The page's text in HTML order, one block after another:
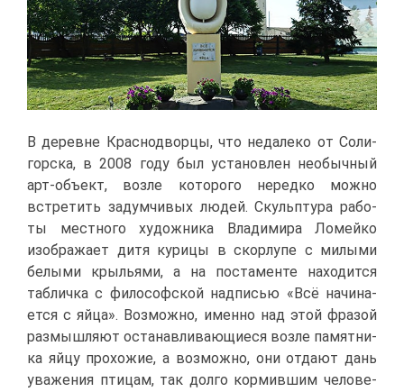
В де­ревне Крас­но­двор­цы, что неда­ле­ко от Со­ли­
гор­ска, в 2008 го­ду был уста­нов­лен необыч­ный
арт-объ­ект, воз­ле ко­то­ро­го неред­ко мож­но
встре­тить за­дум­чи­вых лю­дей. Скульп­ту­ра ра­бо­
ты мест­но­го ху­дож­ни­ка Вла­ди­ми­ра Ло­мей­ко
изоб­ра­жа­ет ди­тя ку­ри­цы в скор­лу­пе с ми­лы­ми
бе­лы­ми кры­лья­ми, а на по­ста­мен­те на­хо­дит­ся
таб­лич­ка с фи­ло­соф­ской над­пи­сью «Всё на­чи­на­
ет­ся с яй­ца». Воз­мож­но, имен­но над этой фра­зой
раз­мыш­ля­ют оста­нав­ли­ва­ю­щи­е­ся воз­ле па­мят­ни­
ка яй­цу про­хо­жие, а воз­мож­но, они от­да­ют дань
ува­же­ния пти­цам, так дол­го кор­мив­шим че­ло­ве­